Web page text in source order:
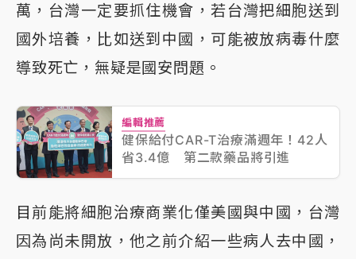
萬，台灣一定要抓住機會，若台灣把細胞送到
國外培養，比如送到中國，可能被放病毒什麼
導致死亡，無疑是國安問題。
編輯推薦
健保給付CAR-T治療滿週年！42人
省3.4億 第二款藥品將引進
目前能將細胞治療商業化僅美國與中國，台灣
因為尚未開放，他之前介紹一些病人去中國，